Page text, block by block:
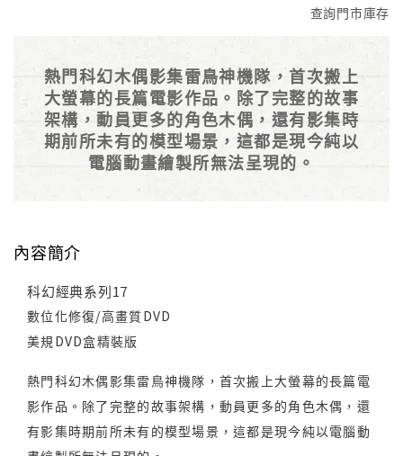
查詢門市庫存
熱門科幻木偶影集雷鳥神機隊，首次搬上
大螢幕的長篇電影作品。除了完整的故事
架構，動員更多的角色木偶，還有影集時
期前所未有的模型場景，這都是現今純以
電腦動畫繪製所無法呈現的。
內容簡介
科幻經典系列17
數位化修復/高畫質DVD
美規DVD盒精裝版
熱門科幻木偶影集雷鳥神機隊，首次搬上大螢幕的長篇電
影作品。除了完整的故事架構，動員更多的角色木偶，還
有影集時期前所未有的模型場景，這都是現今純以電腦動